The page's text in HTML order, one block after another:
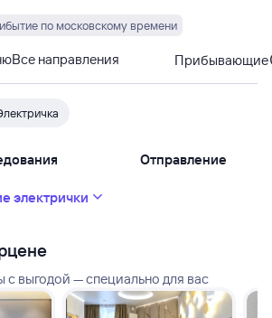
по московскому времени
Все направления Прибывающие
Отправление
электрички
с выгодой — специально для вас